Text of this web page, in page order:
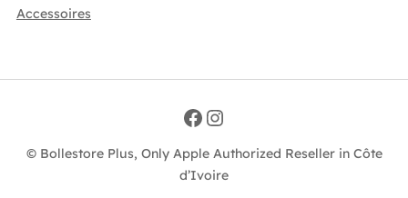
Accessoires
Facebook Instagram
© Bollestore Plus, Only Apple Authorized Reseller in Côte
d’Ivoire